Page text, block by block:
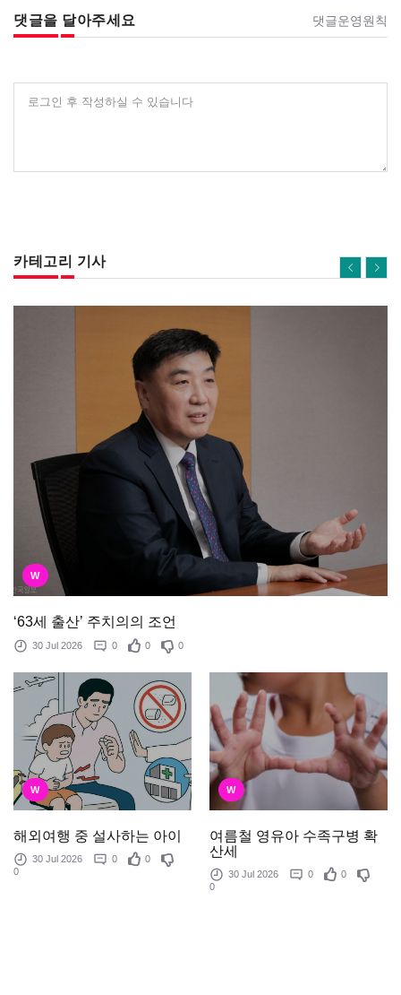
댓글을 달아주세요 댓글운영원칙
로그인 후 작성하실 수 있습니다
카테고리 기사
W
‘63세 출산’ 주치의의 조언
30 Jul 2026 0 0 0
W
해외여행 중 설사하는 아이
30 Jul 2026 0
0
0
W
여름철 영유아 수족구병 확
산세
30 Jul 2026 0
0
0